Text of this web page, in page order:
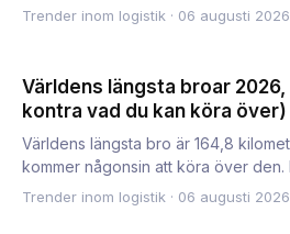
Trender inom logistik · 06 augusti 2026
Världens längsta broar
kontra vad du kan köra över)
Världens längsta bro är 164,8
kommer någonsin att köra över
Trender inom logistik · 06 augusti 2026